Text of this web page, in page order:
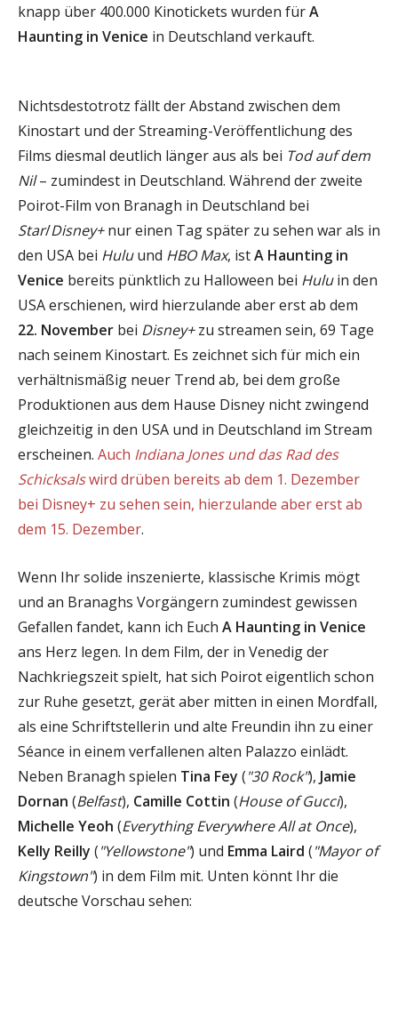
knapp über 400.000 Kinotickets wurden fürA
Haunting in Venice in Deutschland verkauft.
Nichtsdestotrotz fällt der Abstand zwischen dem
Kinostart und der Streaming-Veröffentlichung des
Films diesmal deutlich länger aus als bei Tod auf dem
Nil– zumindest in Deutschland. Während der zweite
Poirot-Film von Branagh in Deutschland bei
Star/Disney+nur einen Tag später zu sehen war als in
den USA bei Huluund HBO Max, istA Haunting in
Venice bereits pünktlich zu Halloween bei Huluin den
USA erschienen, wird hierzulande aber erst ab dem
22. November bei Disney+zu streamen sein, 69 Tage
nach seinem Kinostart. Es zeichnet sich für mich ein
verhältnismäßig neuer Trend ab, bei dem große
Produktionen aus dem Hause Disney nicht zwingend
gleichzeitig in den USA und in Deutschland im Stream
erscheinen. Auch Indiana Jones und das Rad des
Schicksalswird drüben bereits ab dem 1. Dezember
bei Disney+ zu sehen sein, hierzulande aber erst ab
dem 15. Dezember.
Wenn Ihr solide inszenierte, klassische Krimis mögt
und an Branaghs Vorgängern zumindest gewissen
Gefallen fandet, kann ich Euch A Haunting in Venice
ans Herz legen. In dem Film, der in Venedig der
Nachkriegszeit spielt, hat sich Poirot eigentlich schon
zur Ruhe gesetzt, gerät aber mitten in einen Mordfall,
als eine Schriftstellerin und alte Freundin ihn zu einer
Séance in einem verfallenen alten Palazzo einlädt.
Neben Branagh spielen Tina Fey ("30 Rock"), Jamie
Dornan (Belfast), Camille Cottin (House of Gucci),
Michelle Yeoh (Everything Everywhere All at Once),
Kelly Reilly ("Yellowstone") und Emma Laird ("Mayor of
Kingstown") in dem Film mit. Unten könnt Ihr die
deutsche Vorschau sehen: